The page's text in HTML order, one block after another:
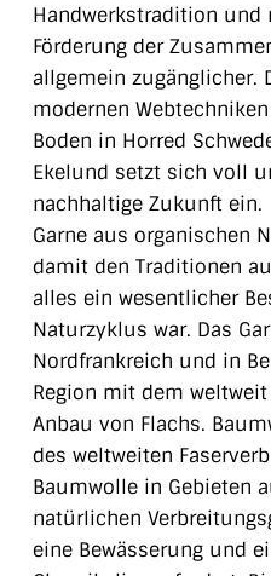
Handwerkstradition
Förderung der
allgemein zugänglicher.
modernen
Boden in Horred
Ekelund setzt sich voll
nachhaltige Zukunft
Garne aus organischen
damit den Traditionen
alles ein wesentlicher
Naturzyklus war. Das
Nordfrankreich und in
Region mit dem
Anbau von Flachs.
des weltweiten
Baumwolle in Gebieten
natürlichen
eine Bewässerung und